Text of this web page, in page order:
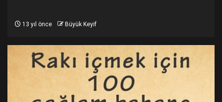
13 yıl önce Büyük Keyif